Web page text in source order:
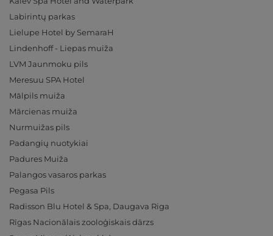
Labirintų parkas
Lielupe Hotel by SemaraH
Lindenhoff - Liepas muiža
LVM Jaunmoku pils
Meresuu SPA Hotel
Mālpils muiža
Mārcienas muiža
Nurmuižas pils
Padangių nuotykiai
Padures Muiža
Palangos vasaros parkas
Pegasa Pils
Radisson Blu Hotel & Spa, Daugava Riga
Rīgas Nacionālais zooloģiskais dārzs